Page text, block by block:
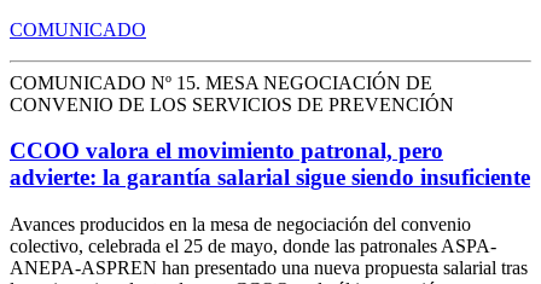
COMUNICADO
COMUNICADO Nº 15. MESA NEGOCIACIÓN DE
CONVENIO DE LOS SERVICIOS DE PREVENCIÓN
CCOO valora el movimiento patronal, pero
advierte: la garantía salarial sigue siendo insuficiente
Avances producidos en la mesa de negociación del convenio
colectivo, celebrada el 25 de mayo, donde las patronales ASPA-
ANEPA-ASPREN han presentado una nueva propuesta salarial tras